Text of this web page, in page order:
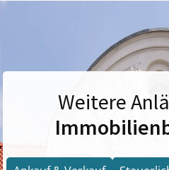
Weitere